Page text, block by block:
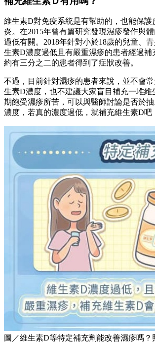
維生素D對免疫系統是有幫助的，也能保護
炎。在2015年曾有篇研究發現濕疹發作與
過低有關。2018年針對小於18歲的兒童、
生素D濃度過低且有嚴重濕疹的患者經過補
約有三分之二的患者得到了症狀改善。
不過，目前針對濕疹的患者來說，並不會
生素D濃度，也不建議大家盲目補充一堆維
期飽受濕疹所苦，可以與醫師討論是否於
濃度，若真的濃度過低，就補充維生素D吧
圖／維生素D等特定補充劑能改善濕疹嗎？